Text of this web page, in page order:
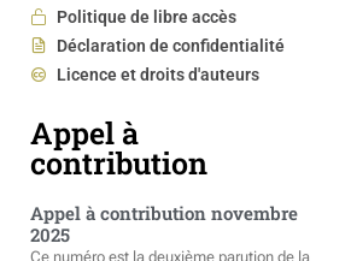
Politique de libre accès
Déclaration de confidentialité
Licence et droits d'auteurs
Appel à
contribution
Appel à contribution novembre
2025
Ce numéro est la deuxième parution de la